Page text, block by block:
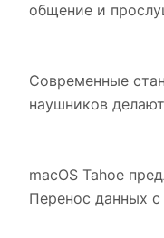
общение и
Современные
наушников
macOS Tahoe
Перенос данных